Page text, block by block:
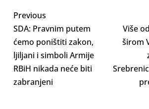
Previous
SDA: Pravnim putem
ćemo poništiti zakon,
ljiljani i simboli Armije
RBiH nikada neće biti
zabranjeni
Više
širom